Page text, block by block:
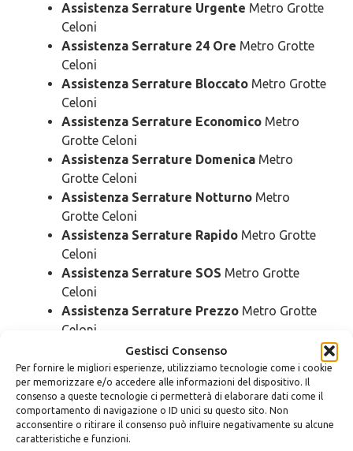
Gestisci Consenso
Per fornire le migliori esperienze, utilizziamo tecnologie come i cookie
per memorizzare e/o accedere alle informazioni del dispositivo. Il
consenso a queste tecnologie ci permetterà di elaborare dati come il
comportamento di navigazione o ID unici su questo sito. Non
acconsentire o ritirare il consenso può influire negativamente su alcune
caratteristiche e funzioni.
Assistenza Serrature Urgente Metro Grotte
Celoni
Assistenza Serrature 24 Ore Metro Grotte
Celoni
Assistenza Serrature Bloccato Metro Grotte
Celoni
Assistenza Serrature Economico Metro
Grotte Celoni
Assistenza Serrature Domenica Metro
Grotte Celoni
Assistenza Serrature Notturno Metro
Grotte Celoni
Assistenza Serrature Rapido Metro Grotte
Celoni
Assistenza Serrature SOS Metro Grotte
Celoni
Assistenza Serrature Prezzo Metro Grotte
Celoni
Assistenza Serrature Costo
Celoni
SCRIVICI